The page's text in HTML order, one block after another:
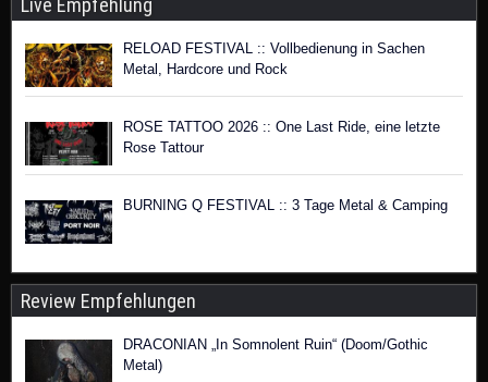
Live Empfehlung
RELOAD FESTIVAL :: Vollbedienung in Sachen
Metal, Hardcore und Rock
ROSE TATTOO 2026 :: One Last Ride, eine letzte
Rose Tattour
BURNING Q FESTIVAL :: 3 Tage Metal & Camping
Review Empfehlungen
DRACONIAN „In Somnolent Ruin“ (Doom/Gothic
Metal)